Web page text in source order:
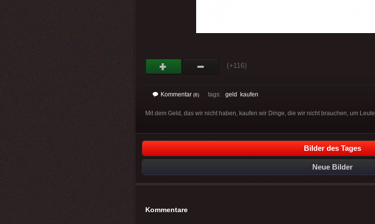
(+116)
Kommentar (6) tags: geld kaufen
Mit dem Geld, das wir nicht haben, kaufen wir Dinge, die wir nicht brauchen, um
Bilder des Tages
Neue Bilder
Kommentare